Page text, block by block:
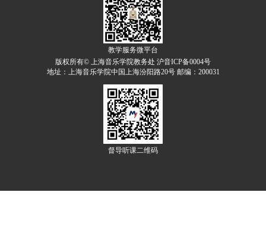
教学服务微平台
版权所有© 上海音乐学院教务处 沪音ICP备0004号
地址：上海音乐学院中国上海汾阳路20号 邮编：200031
督导听课二维码